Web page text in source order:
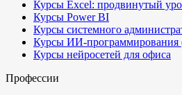
Курсы Excel: продвинутый
Курсы Power BI
Курсы системного
Курсы ИИ-программирования
Курсы нейросетей для офиса
Профессии